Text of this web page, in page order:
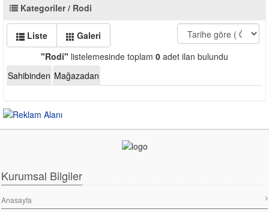
Kategoriler / Rodi
Liste
Galeri
"Rodi" listelemesinde toplam 0 adet ilan bulundu
Sahibinden Mağazadan
Kurumsal Bilgiler
Anasayfa